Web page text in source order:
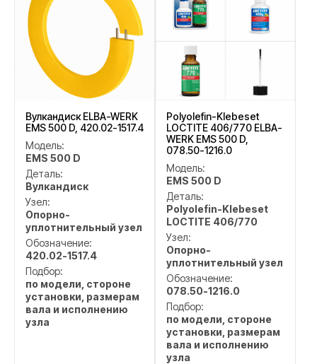
Вулкандиск ELBA-WERK
EMS 500 D, 420.02-1517.4
Модель:
EMS 500 D
Деталь:
Вулкандиск
Узел:
Опорно-
уплотнительный узел
Обозначение:
420.02-1517.4
Подбор:
по модели, стороне
установки, размерам
вала и исполнению
узла
Polyolefin-Klebeset
LOCTITE 406/770 ELBA-
WERK EMS 500 D,
078.50-1216.0
Модель:
EMS 500 D
Деталь:
Polyolefin-Klebeset
LOCTITE 406/770
Узел:
Опорно-
уплотнительный узел
Обозначение:
078.50-1216.0
Подбор:
по модели, стороне
установки, размерам
вала и исполнению
узла